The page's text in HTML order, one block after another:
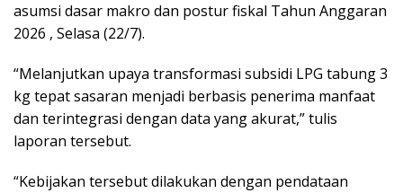
asumsi dasar makro dan postur fiskal Tahun Anggaran
2026 , Selasa (22/7).
“Melanjutkan upaya transformasi subsidi LPG tabung 3
kg tepat sasaran menjadi berbasis penerima manfaat
dan terintegrasi dengan data yang akurat,” tulis
laporan tersebut.
“Kebijakan tersebut dilakukan dengan pendataan